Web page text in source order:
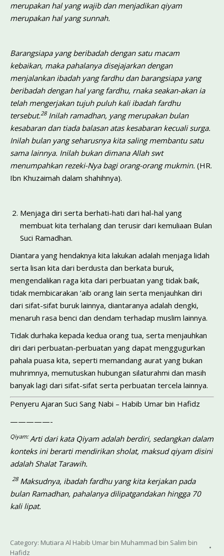
merupakan hal yang wajib dan menjadikan qiyam
merupakan hal yang sunnah.
Barangsiapa yang beribadah dengan satu macam
kebaikan, maka pahalanya disejajarkan dengan
menjalankan ibadah yang fardhu dan barangsiapa yang
beribadah dengan hal yang fardhu, rnaka seakan-akan ia
telah mengerjakan tujuh puluh kali ibadah fardhu
tersebut.28Inilah ramadhan, yang merupakan bulan
kesabaran dan tiada balasan atas kesabaran kecuali surga.
Inilah bulan yang seharusnya kita saling membantu satu
sama lainnya. Inilah bukan dimana Allah swt
menumpahkan rezeki-Nya bagi orang-orang mukmin. (HR.
Ibn Khuzaimah dalam shahihnya).
Menjaga diri serta berhati-hati dari hal-hal yang
membuat kita terhalang dan terusir dari kemuliaan Bulan
Suci Ramadhan.
Diantara yang hendaknya kita lakukan adalah menjaga lidah
serta lisan kita dari berdusta dan berkata buruk,
mengendalikan raga kita dari perbuatan yang tidak baik,
tidak membicarakan ‘aib orang lain serta menjauhkan diri
dari sifat-sifat buruk lainnya, diantaranya adalah dengki,
menaruh rasa benci dan dendam terhadap muslim lainnya.
Tidak durhaka kepada kedua orang tua, serta menjauhkan
diri dari perbuatan-perbuatan yang dapat menggugurkan
pahala puasa kita, seperti memandang aurat yang bukan
muhrimnya, memutuskan hubungan silaturahmi dan masih
banyak lagi dari sifat-sifat serta perbuatan tercela lainnya.
Penyeru Ajaran Suci Sang Nabi – Habib Umar bin Hafidz
—————-
Qiyam:Arti dari kata Qiyam adalah berdiri, sedangkan dalam
konteks ini berarti mendirikan sholat, maksud qiyam disini
adalah Shalat Tarawih.
28 Maksudnya, ibadah fardhu yang kita kerjakan pada
bulan Ramadhan, pahalanya dilipatgandakan hingga 70
kali lipat.
Category: Mutiara Al Habib Umar bin Muhammad bin Salim bin
Hafidz